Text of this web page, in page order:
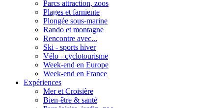
Parcs attraction, zoos
Plages et farniente
Plongée sous-marine
Rando et montagne
Rencontre avec...
Ski - sports hiver
Vélo - cyclotourisme
Week-end en Europe
Week-end en France
Expériences
Mer et Croisière
Bien-être & santé